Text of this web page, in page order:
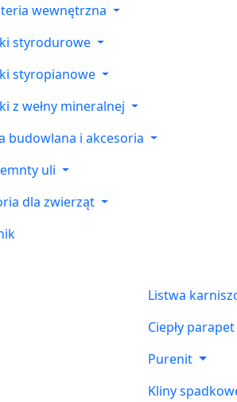
wewnętrzna
styrodurowe
styropianowe
z wełny mineralnej
budowlana i akcesoria
uli
dla zwierząt
Listwa
Ciepły parapet
Purenit
Kliny